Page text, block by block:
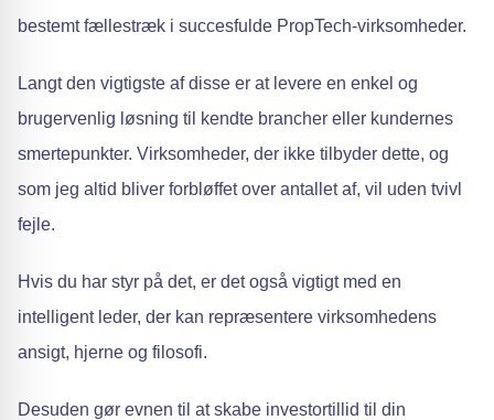
bestemt fællestræk i succesfulde PropTech-virksomheder.
Langt den vigtigste af disse er at levere en enkel og
brugervenlig løsning til kendte brancher eller kundernes
smertepunkter. Virksomheder, der ikke tilbyder dette, og
som jeg altid bliver forbløffet over antallet af, vil uden tvivl
fejle.
Hvis du har styr på det, er det også vigtigt med en
intelligent leder, der kan repræsentere virksomhedens
ansigt, hjerne og filosofi.
Desuden gør evnen til at skabe investortillid til din